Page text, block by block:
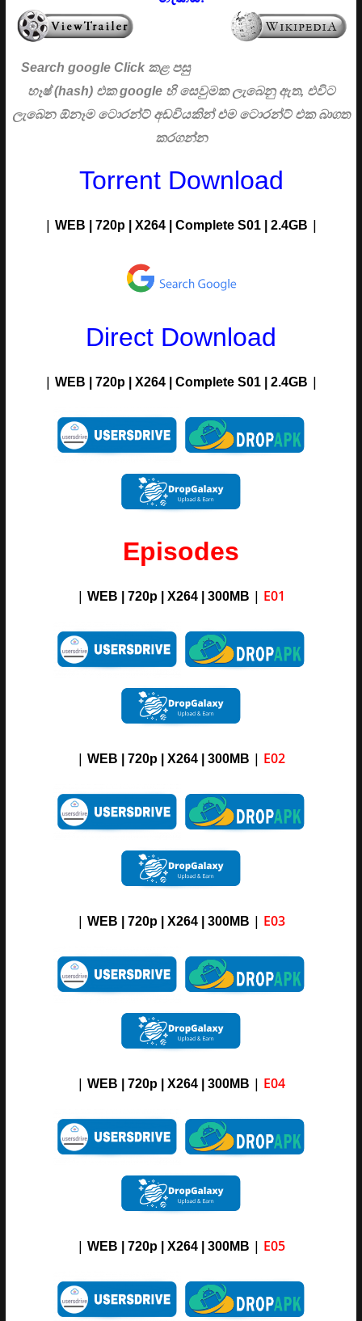
Search google Click කළ පසු
හෑෂ් (hash) එක google හි සෙවුමක ලැබෙනු ඇත, එවිට
ලැබෙන ඕනෑම ටොරන්ට් අඩවියකින් එම ටොරන්ට් එක බාගත
කරගන්න
Torrent Download
| WEB | 720p | X264 | Complete S01| 2.4GB |
Direct Download
| WEB | 720p | X264 | Complete S01| 2.4GB |
Episodes
| WEB | 720p | X264 | 300M B | E01
| WEB | 720p | X264 | 300M B | E02
| WEB | 720p | X264 | 300M B | E03
| WEB | 720p | X264 | 300M B | E04
| WEB | 720p | X264 | 300M B | E05